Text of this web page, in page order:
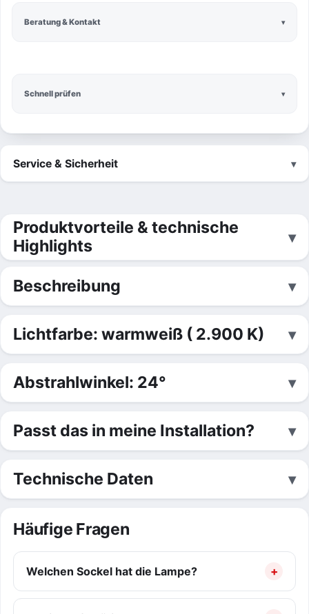
Schnell prüfen
Beratung & Kontakt
Service & Sicherheit
Produktvorteile & technische
Highlights
Beschreibung
Lichtfarbe: warmweiß ( 2.900 K)
Abstrahlwinkel: 24°
Passt das in meine Installation?
Technische Daten
Häufige Fragen
Welchen Sockel hat die Lampe?